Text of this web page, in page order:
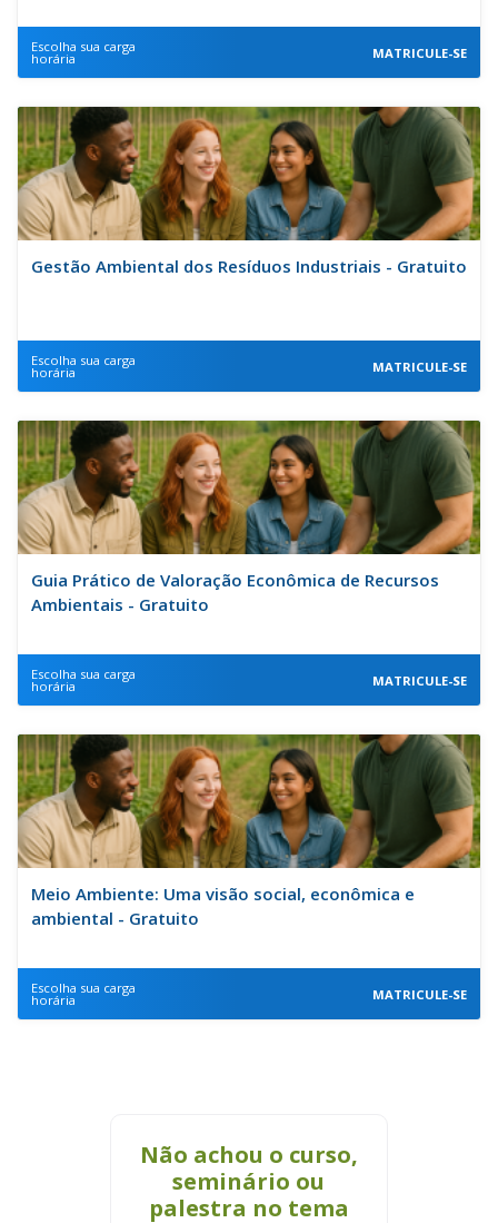
Escolha sua carga
horária MATRICULE-SE
Gestão Ambiental dos Resíduos Industriais - Gratuito
Escolha sua carga
horária MATRICULE-SE
Guia Prático de Valoração Econômica de Recursos
Ambientais - Gratuito
Escolha sua carga
horária MATRICULE-SE
Meio Ambiente: Uma visão social, econômica e
ambiental - Gratuito
Escolha sua carga
horária MATRICULE-SE
Não achou o curso,
seminário ou
palestra no tema